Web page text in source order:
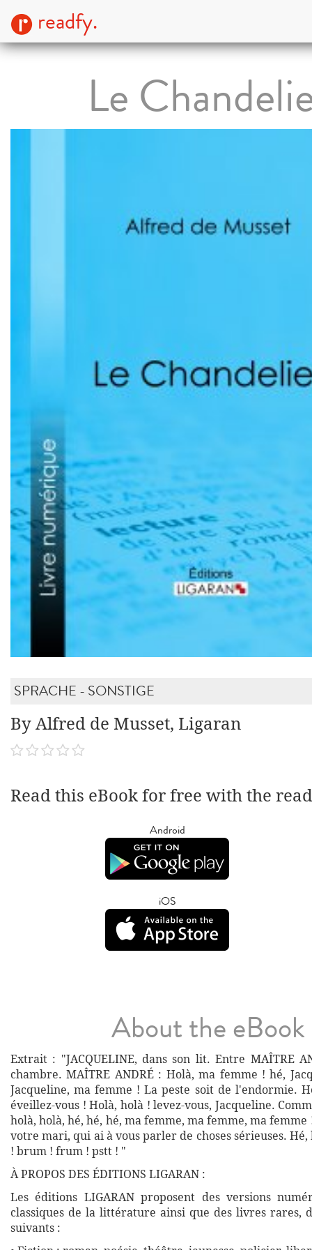
readfy.
Le
SPRACHE - SONSTIGE
By Alfred de Musset, Ligaran
Read this eBook for free with the
Android
iOS
About the eBook
Extrait : "JACQUELINE, dans son lit. Entre MAÎTRE
chambre. MAÎTRE ANDRÉ : Holà, ma femme ! hé,
Jacqueline, ma femme ! La peste soit de l'endormie.
éveillez-vous ! Holà, holà ! levez-vous, Jacqueline.
holà, holà, hé, hé, hé, ma femme, ma femme, ma
votre mari, qui ai à vous parler de choses sérieuses.
! brum ! frum ! pstt ! "
À PROPOS DES ÉDITIONS LIGARAN :
Les éditions LIGARAN proposent des versions
classiques de la littérature ainsi que des livres rares,
suivants :